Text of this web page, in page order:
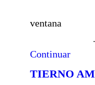
ventana
Continuar
TIERNO